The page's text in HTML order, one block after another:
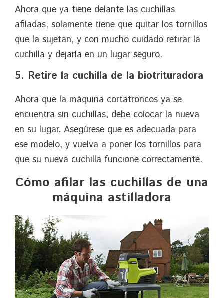
Ahora que ya tiene delante las cuchillas
afiladas, solamente tiene que quitar los tornillos
que la sujetan, y con mucho cuidado retirar la
cuchilla y dejarla en un lugar seguro.
5. Retire la cuchilla de la biotrituradora
Ahora que la máquina cortatroncos ya se
encuentra sin cuchillas, debe colocar la nueva
en su lugar. Asegúrese que es adecuada para
ese modelo, y vuelva a poner los tornillos para
que su nueva cuchilla funcione correctamente.
Cómo afilar las cuchillas de una
máquina astilladora